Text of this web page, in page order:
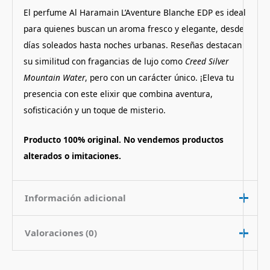
El perfume Al Haramain L’Aventure Blanche EDP es ideal
para quienes buscan un aroma fresco y elegante, desde
días soleados hasta noches urbanas. Reseñas destacan
su similitud con fragancias de lujo como Creed Silver
Mountain Water, pero con un carácter único. ¡Eleva tu
presencia con este elixir que combina aventura,
sofisticación y un toque de misterio.
Producto 100% original. No vendemos productos
alterados o imitaciones.
Información adicional
Contenido
Valoraciones (0)